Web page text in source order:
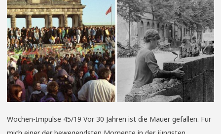
Wochen-Impulse 45/19 Vor 30 Jahren ist die Mauer gefallen. Für